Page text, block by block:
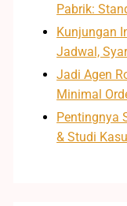
Pabrik:
Kunjungan
Jadwal,
Jadi Agen
Minimal
Pentingnya
& Studi